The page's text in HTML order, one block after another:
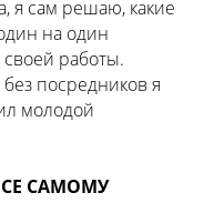
я сам решаю, какие
на один
работы.
посредников я
молодой
САМОМУ